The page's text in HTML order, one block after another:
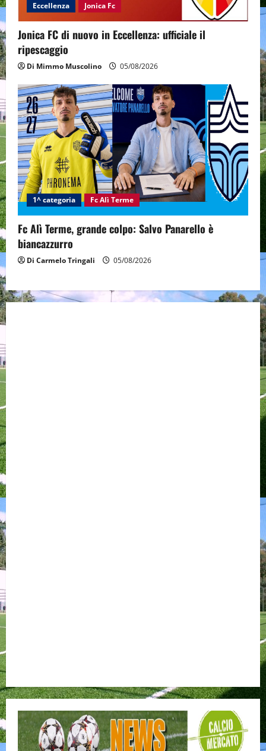
Eccellenza Jonica Fc
Jonica FC di nuovo in Eccellenza: ufficiale il
ripescaggio
Di Mimmo Muscolino 05/08/2026
1^ categoria Fc Alì Terme
Fc Alì Terme, grande colpo: Salvo Panarello è
biancazzurro
Di Carmelo Tringali 05/08/2026